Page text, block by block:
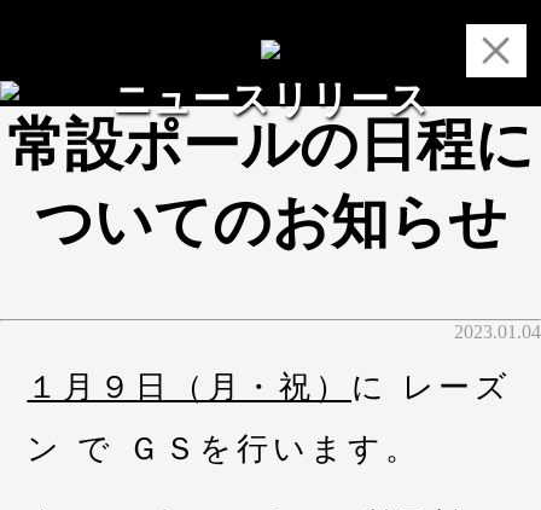
ニュースリリース
常設ポールの日程に
ついてのお知らせ
2023.01.04
１月９日（月・祝） に レーズ
ン で ＧＳを行います。